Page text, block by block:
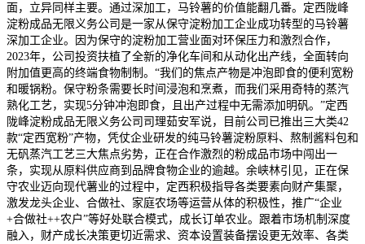
面，立异同样主要。通过深加工，马铃薯的价值能翻几番。定西陇峰
淀粉成品无限义务公司是一家从保守淀粉加工企业成功转型的马铃薯
深加工企业。因为保守的淀粉加工营业面对环保压力和激烈合作，
2023年，公司投资扶植了全新的净化车间和从动化出产线，全面转向
附加值更高的终端食物制制。“我们的焦点产物是冲泡即食的便利宽粉
和暖锅粉。保守粉条需要长时间浸泡和烹煮，而我们采用奇特的蒸汽
熟化工艺，实现5分钟冲泡即食，且出产过程中无需添加明矾。”定西
陇峰淀粉成品无限义务公司司理茹安军说，目前公司已推出三大类42
款“定西宽粉”产物，凭仗企业研发的纯马铃薯淀粉原料、熬制酱料包和
无矾蒸汽工艺三大焦点劣势，正在合作激烈的粉成品市场中闯出一
条，实现从原料供应商到品牌食物企业的逾越。余峡林引见，正在保
守农业迈向现代薯业的过程中，定西积极指导各类要素向财产集聚，
激发龙头企业、合做社、家庭农场等运营从体的积极性，推广“企业
+合做社++农户”等好处联合模式，成长订单农业。跟着市场机制深度
融入，财产成长决策更切近需求、资本设置装备摆设更无效率、各类